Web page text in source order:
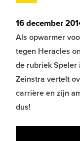
16 december
Als opwarmer
tegen Heracles
de rubriek Speler
Zeinstra vertelt
carrière en zijn
dus!